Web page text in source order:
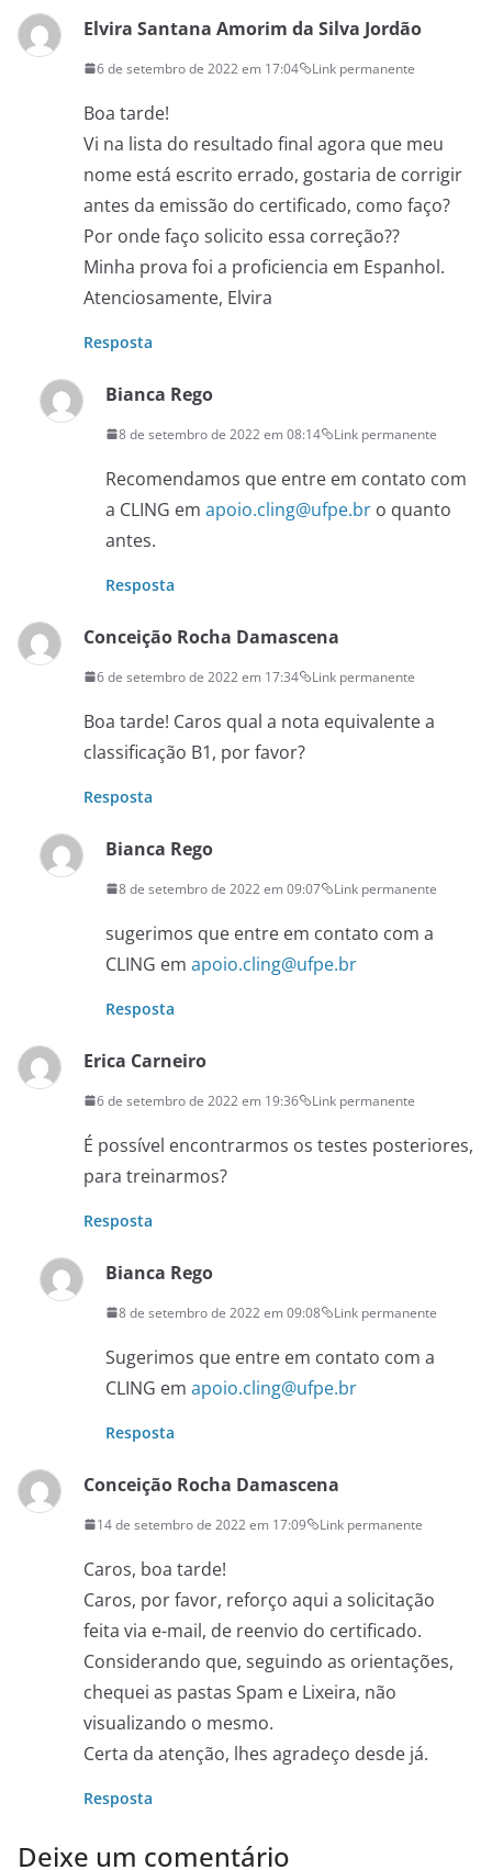
Elvira Santana Amorim da Silva Jordão
6 de setembro de 2022 em 17:04 Link permanente
Boa tarde!
Vi na lista do resultado final agora que meu
nome está escrito errado, gostaria de corrigir
antes da emissão do certificado, como faço?
Por onde faço solicito essa correção??
Minha prova foi a proficiencia em Espanhol.
Atenciosamente, Elvira
Resposta
Bianca Rego
8 de setembro de 2022 em 08:14 Link permanente
Recomendamos que entre em contato com
a CLING em apoio.cling@ufpe.br o quanto
antes.
Resposta
Conceição Rocha Damascena
6 de setembro de 2022 em 17:34 Link permanente
Boa tarde! Caros qual a nota equivalente a
classificação B1, por favor?
Resposta
Bianca Rego
8 de setembro de 2022 em 09:07 Link permanente
sugerimos que entre em contato com a
CLING em apoio.cling@ufpe.br
Resposta
Erica Carneiro
6 de setembro de 2022 em 19:36 Link permanente
É possível encontrarmos os testes posteriores,
para treinarmos?
Resposta
Bianca Rego
8 de setembro de 2022 em 09:08 Link permanente
Sugerimos que entre em contato com a
CLING em apoio.cling@ufpe.br
Resposta
Conceição Rocha Damascena
14 de setembro de 2022 em 17:09 Link permanente
Caros, boa tarde!
Caros, por favor, reforço aqui a solicitação
feita via e-mail, de reenvio do certificado.
Considerando que, seguindo as orientações,
chequei as pastas Spam e Lixeira, não
visualizando o mesmo.
Certa da atenção, lhes agradeço desde já.
Resposta
Deixe um comentário